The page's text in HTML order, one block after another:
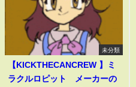
未分類
【KICKTHECANCREW 】ミ
ラクルロピット メーカーの